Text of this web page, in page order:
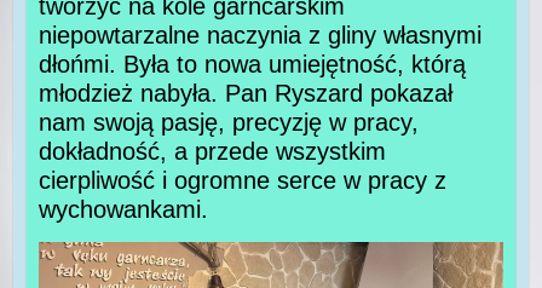
tworzyć na kole garncarskim
niepowtarzalne naczynia z gliny własnymi
dłońmi. Była to nowa umiejętność, którą
młodzież nabyła. Pan Ryszard pokazał
nam swoją pasję, precyzję w pracy,
dokładność, a przede wszystkim
cierpliwość i ogromne serce w pracy z
wychowankami.